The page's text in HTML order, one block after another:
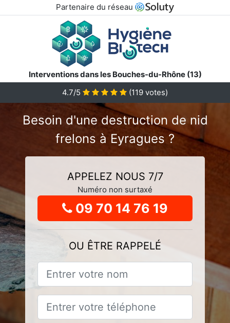
Partenaire du réseau
Interventions dans les Bouches-du-Rhône (13)
4.7/5 (119 votes)
Besoin d'une destruction de nid
frelons à Eyragues ?
APPELEZ NOUS 7/7
Numéro non surtaxé
09 70 14 76 19
OU ÊTRE RAPPELÉ